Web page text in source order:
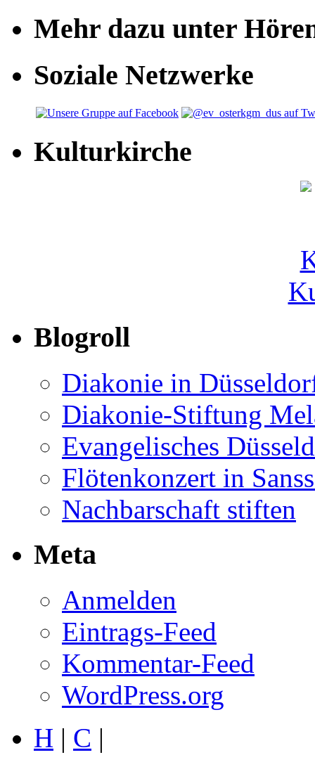
Mehr dazu unter
Soziale Netzwerke
Kulturkirche
Blogroll
Diakonie in
Diakonie-Stiftung
Evangelisches
Flötenkonzert in
Nachbarschaft stiften
Meta
Anmelden
Eintrags-Feed
Kommentar-Feed
WordPress.org
H | C |